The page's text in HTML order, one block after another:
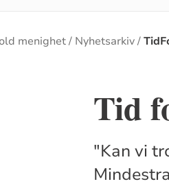
menighet Nyhetsarkiv
Tid
"Kan vi